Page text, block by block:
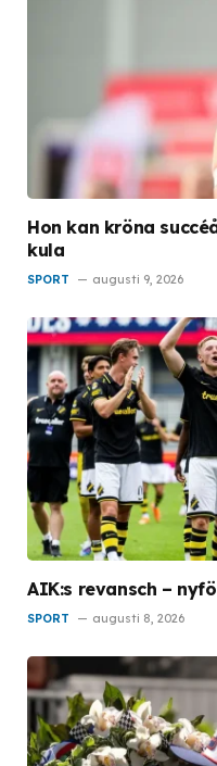
Hon kan kröna
kula
SPORT augusti 9, 2026
AIK:s revansch –
SPORT augusti 8, 2026